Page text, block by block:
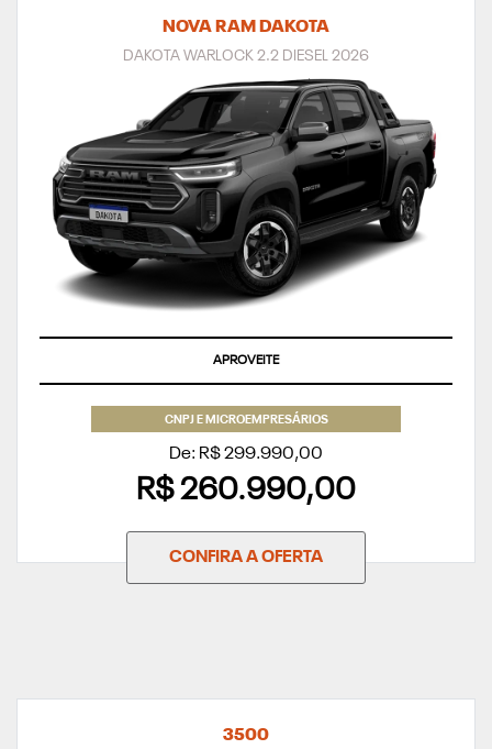
NOVA RAM DAKOTA
DAKOTA WARLOCK 2.2 DIESEL 2026
APROVEITE
CNPJ E MICROEMPRESÁRIOS
De: R$ 299.990,00
R$ 260.990,00
CONFIRA A OFERTA
3500